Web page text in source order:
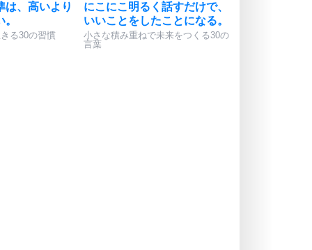
は、高いより
る30の習慣
にこにこ明るく話すだけで、
いいことをしたことになる。
小さな積み重ねで未来をつくる30の
言葉